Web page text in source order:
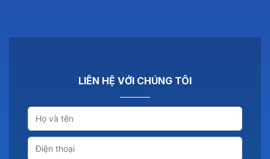
LIÊN HỆ VỚI CHÚNG TÔI